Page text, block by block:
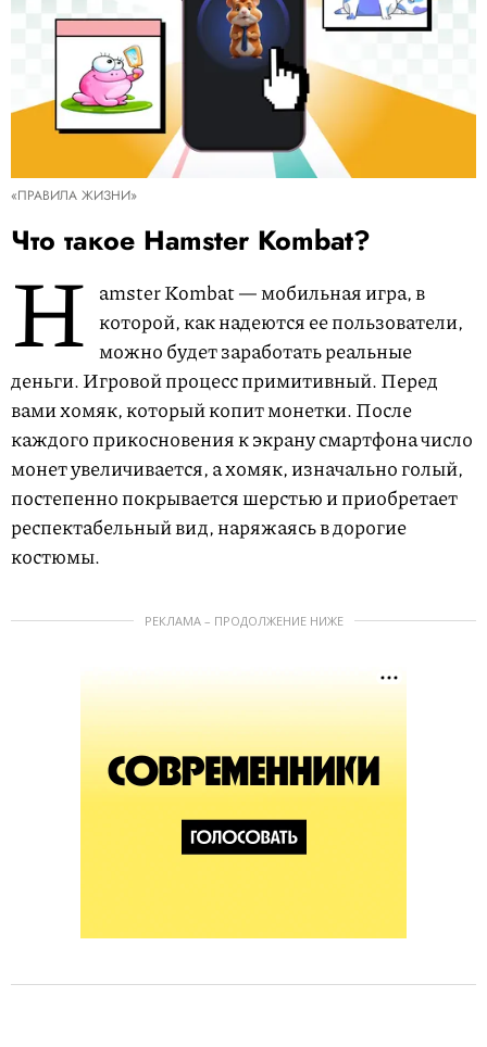
«ПРАВИЛА ЖИЗНИ»
Что такое Hamster Kombat?
H amster Kombat — мобильная игра, в
которой, как надеются ее пользователи,
можно будет заработать реальные
деньги. Игровой процесс примитивный. Перед
вами хомяк, который копит монетки. После
каждого прикосновения к экрану смартфона число
монет увеличивается, а хомяк, изначально голый,
постепенно покрывается шерстью и приобретает
респектабельный вид, наряжаясь в дорогие
костюмы.
РЕКЛАМА – ПРОДОЛЖЕНИЕ НИЖЕ